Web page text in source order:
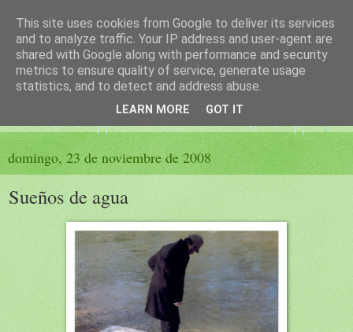
El sueño de las palabras
PÁGINA LITERARIA DE FELISA MORENO
domingo, 23 de noviembre de 2008
Sueños de agua
This site uses cookies from Google to deliver its services
and to analyze traffic. Your IP address and user-agent are
shared with Google along with performance and security
metrics to ensure quality of service, generate usage
statistics, and to detect and address abuse.
LEARN MORE GOT IT